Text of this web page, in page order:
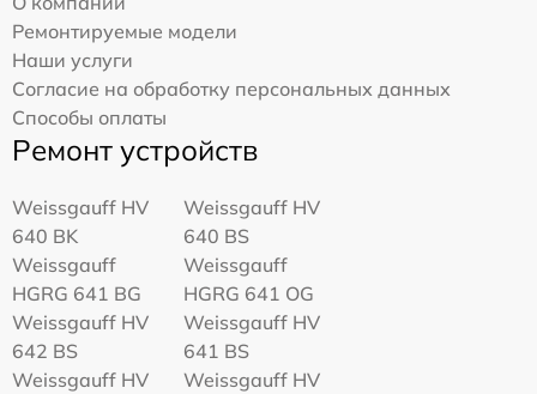
Ремонтируемые модели
Наши услуги
Согласие на обработку персональных данных
Способы оплаты
Ремонт устройств
Weissgauff HV
640 BK
Weissgauff HV
640 BS
Weissgauff
HGRG 641 BG
Weissgauff
HGRG 641 OG
Weissgauff HV
642 BS
Weissgauff HV
641 BS
Weissgauff HV
Weissgauff HV